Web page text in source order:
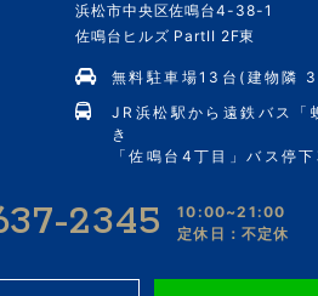
浜松市中央区佐鳴台4-38-1
佐鳴台ヒルズ PartII 2F東
無料駐車場13台(建物隣
JR浜松駅から遠鉄バス「
き
「佐鳴台4丁目」バス停
2345
10:00~21:00
定休日：不定休